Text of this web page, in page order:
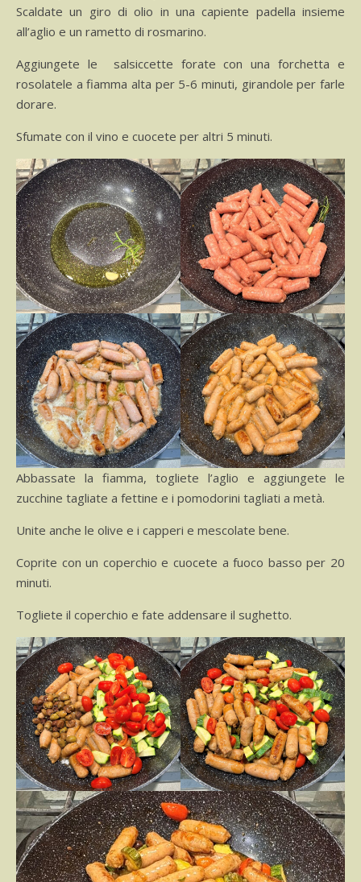
Scaldate un giro di olio in una capiente padella insieme
all’aglio e un rametto di rosmarino.
Aggiungete le salsiccette forate con una forchetta e
rosolatele a fiamma alta per 5-6 minuti, girandole per farle
dorare.
Sfumate con il vino e cuocete per altri 5 minuti.
Abbassate la fiamma, togliete l’aglio e aggiungete le
zucchine tagliate a fettine e i pomodorini tagliati a metà.
Unite anche le olive e i capperi e mescolate bene.
Coprite con un coperchio e cuocete a fuoco basso per 20
minuti.
Togliete il coperchio e fate addensare il sughetto.